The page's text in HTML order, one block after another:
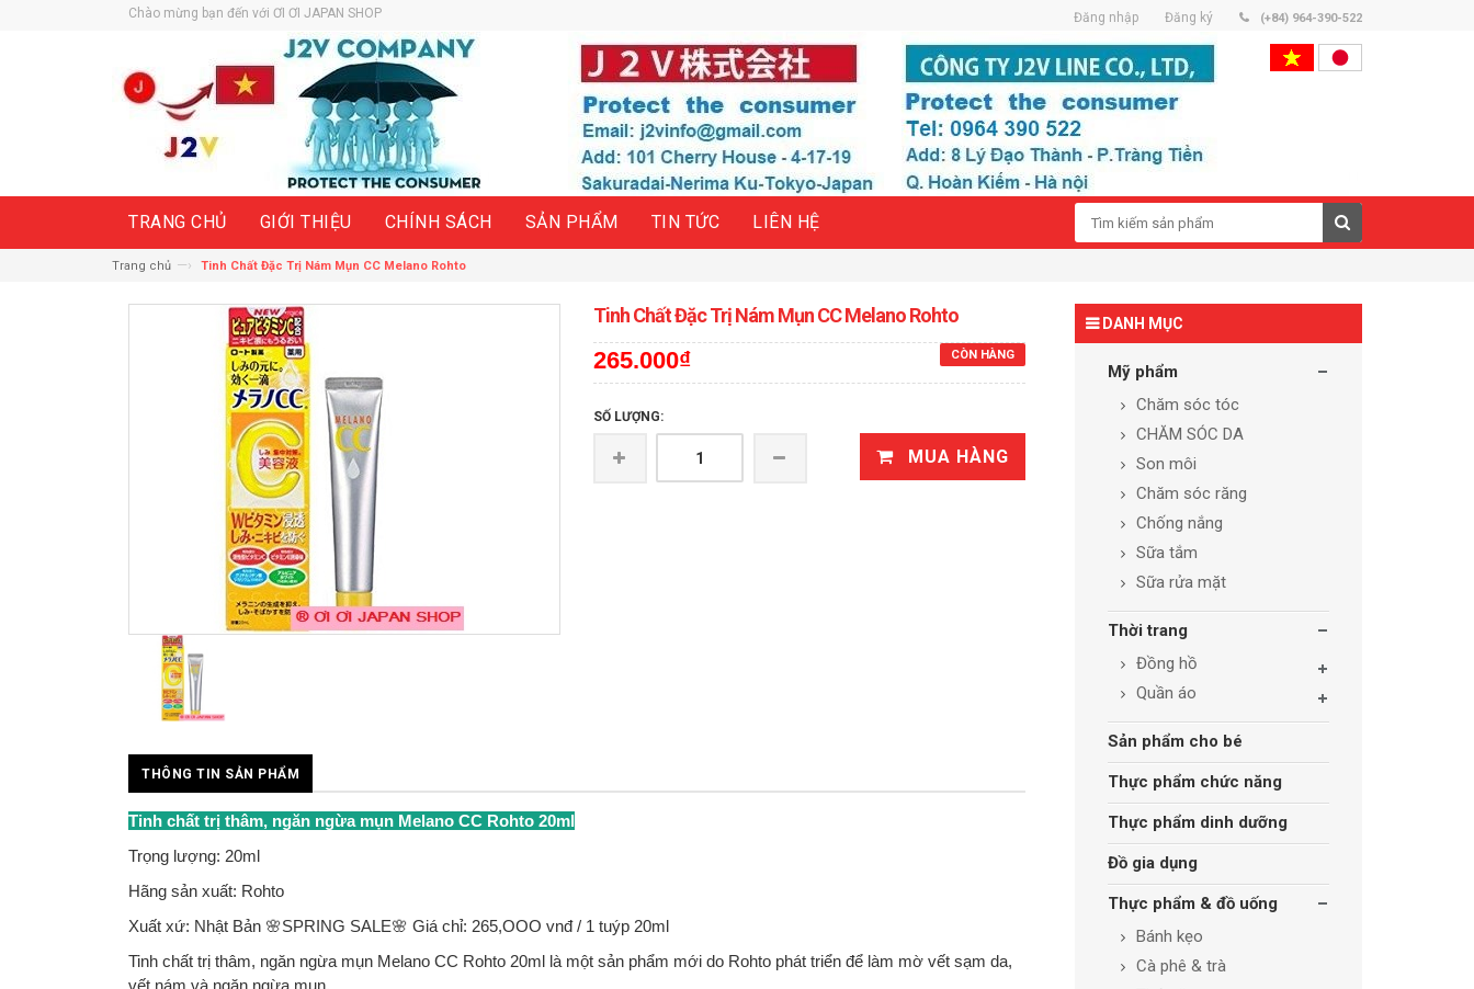
Chào mừng bạn đến với ƠI ƠI JAPAN SHOP Đăng nhập Đăng ký (+84) 964-390-522
TRANG CHỦ GIỚI THIỆU CHÍNH SÁCH SẢN PHẨM TIN TỨC LIÊN HỆ
Trang chủ —› Tinh Chất Đặc Trị Nám Mụn CC Melano Rohto
Tinh Chất Đặc Trị Nám Mụn CC Melano Rohto
CÒN HÀNG
265.000₫
SỐ LƯỢNG:
MUA HÀNG
THÔNG TIN SẢN PHẨM
Tinh chất trị thâm, ngăn ngừa mụn Melano CC Rohto 20ml
Trọng lượng: 20ml
Hãng sản xuất: Rohto
Xuất xứ: Nhật Bản 🌸SPRING SALE🌸 Giá chỉ: 265,OOO vnđ / 1 tuýp 20ml
Tinh chất trị thâm, ngăn ngừa mụn Melano CC Rohto 20ml là một sản phẩm mới do Rohto phát triển để làm mờ vết sạm da,
vết nám và ngăn ngừa mụn.
DANH MỤC
Mỹ phẩm
Chăm sóc tóc
CHĂM SÓC DA
Son môi
Chăm sóc răng
Chống nắng
Sữa tắm
Sữa rửa mặt
Thời trang
Đồng hồ
Quần áo
Sản phẩm cho bé
Thực phẩm chức năng
Thực phẩm dinh dưỡng
Đồ gia dụng
Thực phẩm & đồ uống
Bánh kẹo
Cà phê & trà